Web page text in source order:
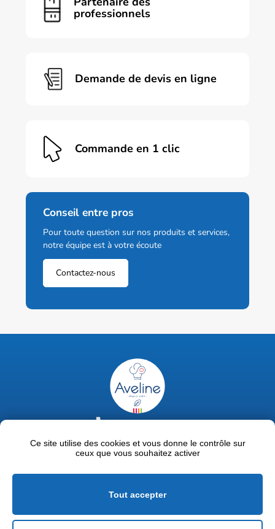
professionnels
Demande de devis en ligne
Commande en 1 clic
Conseil entre pros
Pour toute question sur nos produits et services,
notre équipe est à votre écoute
Contactez-nous
02 47 63 18 92
contact@avelinepro.fr
Mentions légales
Ce site utilise des cookies et vous donne le contrôle sur
ceux que vous souhaitez activer
Tout accepter